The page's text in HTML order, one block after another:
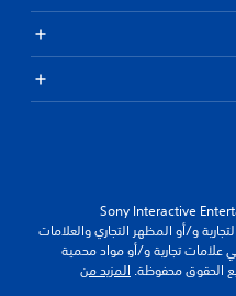
و/أو المظهر التجاري والعلامات
علامات تجارية و/أو مواد محمية
الحقوق محفوظة.المزيد من